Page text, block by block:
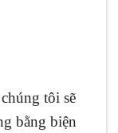
tôi sẽ
bằng biện